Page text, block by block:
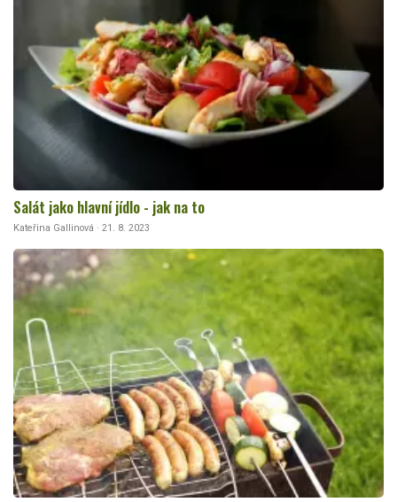
Salát jako hlavní jídlo - jak na to
Kateřina Gallinová · 21. 8. 2023